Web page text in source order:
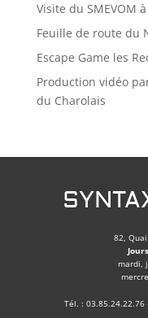
Visite du SMEVOM
Feuille de route du
Escape Game les
Production vidéo
du Charolais
82,
mardi,
Tél. : 03.85.24.22.76